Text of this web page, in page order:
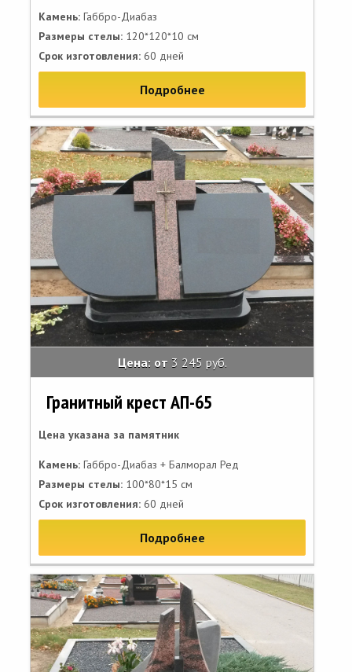
Камень: Габбро-Диабаз
Размеры стелы: 120*120*10 см
Срок изготовления: 60 дней
Подробнее
Цена: от 3 245 руб.
Гранитный крест АП-65
Цена указана за памятник
Камень: Габбро-Диабаз + Балморал Ред
Размеры стелы: 100*80*15 см
Срок изготовления: 60 дней
Подробнее